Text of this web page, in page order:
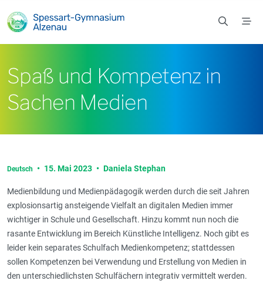
Spaß und Kompetenz in
Sachen Medien
Deutsch • 15. Mai 2023 • Daniela Stephan
Medienbildung und Medienpädagogik werden durch die seit Jahren
explosionsartig ansteigende Vielfalt an digitalen Medien immer
wichtiger in Schule und Gesellschaft. Hinzu kommt nun noch die
rasante Entwicklung im Bereich Künstliche Intelligenz. Noch gibt es
leider kein separates Schulfach Medienkompetenz; stattdessen
sollen Kompetenzen bei Verwendung und Erstellung von Medien in
den unterschiedlichsten Schulfächern integrativ vermittelt werden.